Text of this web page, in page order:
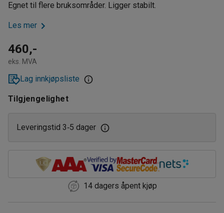
Egnet til flere bruksområder. Ligger stabilt.
Les mer
460,-
eks. MVA
Lag innkjøpsliste
Tilgjengelighet
Leveringstid 3‑5 dager
14 dagers åpent kjøp